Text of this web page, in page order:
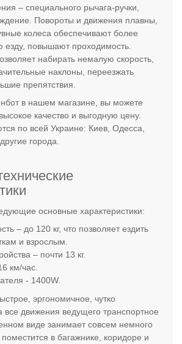
– специального рычага-ручки,
Повороты и движения плавны,
колеса обеспечивают более
езду, повышают проходимость.
набирать немалую скорость,
наклоны, переезжать
препятствия.
в нашем магазине, вы можете
качество и выгодную цену.
по всей Украине: Киев, Одесса,
города.
основные характеристики:
– до 120 кг, что позволяет ездить
и взрослым.
– почти 13 кг.
км/час.
- 1400W.
эргономичное, чутко
движения ведущего транспортное
виде занимает совсем немного
в багажнике, коридоре и